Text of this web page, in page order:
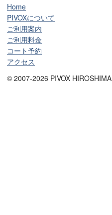
Home
PIVOXについて
ご利用案内
ご利用料金
コート予約
アクセス
© 2007-2026 PIVOX HIROSHIMA